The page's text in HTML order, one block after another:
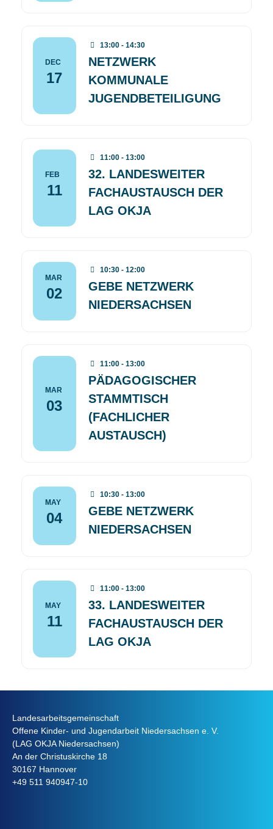
DEC
17
13:00 - 14:30
NETZWERK
KOMMUNALE
JUGENDBETEILIGUNG
FEB
11
11:00 - 13:00
32. LANDESWEITER
FACHAUSTAUSCH DER
LAG OKJA
MAR
02
10:30 - 12:00
GEBE NETZWERK
NIEDERSACHSEN
MAR
03
11:00 - 13:00
PÄDAGOGISCHER
STAMMTISCH
(FACHLICHER
AUSTAUSCH)
MAY
04
10:30 - 13:00
GEBE NETZWERK
NIEDERSACHSEN
MAY
11
11:00 - 13:00
33. LANDESWEITER
FACHAUSTAUSCH DER
LAG OKJA
Landesarbeitsgemeinschaft
Offene Kinder- und Jugendarbeit Niedersachsen e. V.
(LAG OKJA Niedersachsen)
An der Christuskirche 18
30167 Hannover
+49 511 940947-10